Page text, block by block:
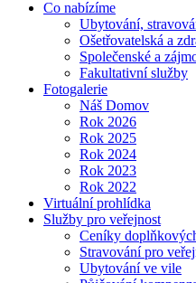
Co nabízíme
Ubytování,
Ošetřovatelská a
Společenské a
Fakultativní služby
Fotogalerie
Náš Domov
Rok 2026
Rok 2025
Rok 2024
Rok 2023
Rok 2022
Virtuální prohlídka
Služby pro veřejnost
Ceníky
Stravování pro
Ubytování ve vile